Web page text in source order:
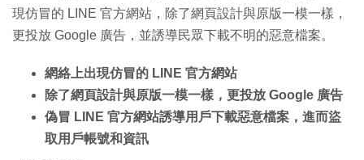
現仿冒的 LINE 官方網站，除了網頁設計與原版一模一樣，
更投放 Google 廣告，並誘導民眾下載不明的惡意檔案。
網絡上出現仿冒的 LINE 官方網站
除了網頁設計與原版一模一樣，更投放 Google 廣告
偽冒 LINE 官方網站誘導用戶下載惡意檔案，進而盜
取用戶帳號和資訊